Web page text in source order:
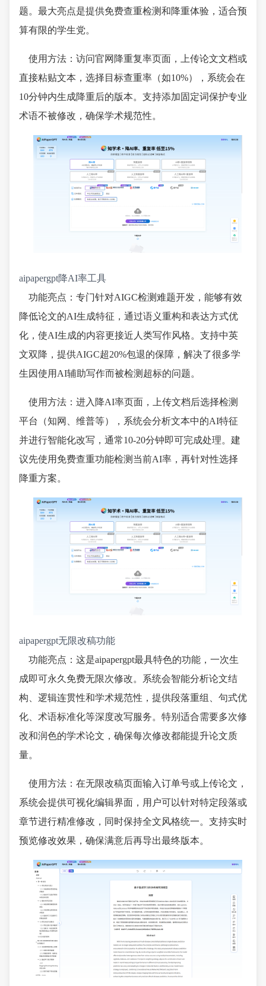
题。最大亮点是提供免费查重检测和降重体验，适合预
算有限的学生党。
使用方法：访问官网降重复率页面，上传论文文档或
直接粘贴文本，选择目标查重率（如10%），系统会在
10分钟内生成降重后的版本。支持添加固定词保护专业
术语不被修改，确保学术规范性。
aipapergpt降AI率工具
功能亮点：专门针对AIGC检测难题开发，能够有效
降低论文的AI生成特征，通过语义重构和表达方式优
化，使AI生成的内容更接近人类写作风格。支持中英
文双降，提供AIGC超20%包退的保障，解决了很多学
生因使用AI辅助写作而被检测超标的问题。
使用方法：进入降AI率页面，上传文档后选择检测
平台（知网、维普等），系统会分析文本中的AI特征
并进行智能化改写，通常10-20分钟即可完成处理。建
议先使用免费查重功能检测当前AI率，再针对性选择
降重方案。
aipapergpt无限改稿功能
功能亮点：这是aipapergpt最具特色的功能，一次生
成即可永久免费无限次修改。系统会智能分析论文结
构、逻辑连贯性和学术规范性，提供段落重组、句式优
化、术语标准化等深度改写服务。特别适合需要多次修
改和润色的学术论文，确保每次修改都能提升论文质
量。
使用方法：在无限改稿页面输入订单号或上传论文，
系统会提供可视化编辑界面，用户可以针对特定段落或
章节进行精准修改，同时保持全文风格统一。支持实时
预览修改效果，确保满意后再导出最终版本。